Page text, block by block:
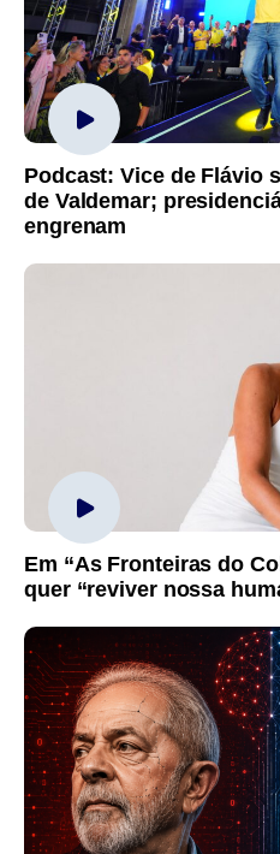
Podcast: Vice de Flávio
de Valdemar;
engrenam
Em “As Fronteiras do
quer “reviver nossa